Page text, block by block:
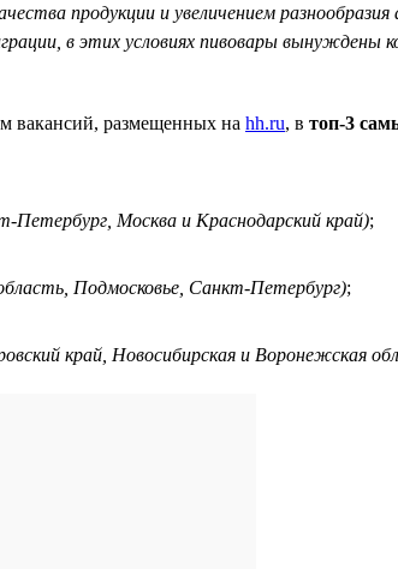
продукции и увеличением разнообразия
в этих условиях пивовары вынуждены
вакансий, размещенных на hh.ru, в топ-3
Петербург, Москва и Краснодарский край);
Подмосковье, Санкт-Петербург);
край, Новосибирская и Воронежская